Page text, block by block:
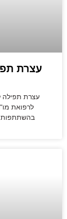
עצרת
עצרת תפילה
לרפואת
בהשתתפות